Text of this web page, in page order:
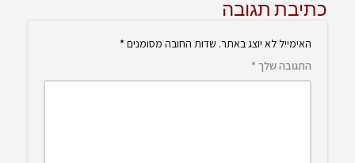
כתיבת תגובה
האימייל לא יוצג באתר. שדות החובה מסומנים*
התגובה שלך *